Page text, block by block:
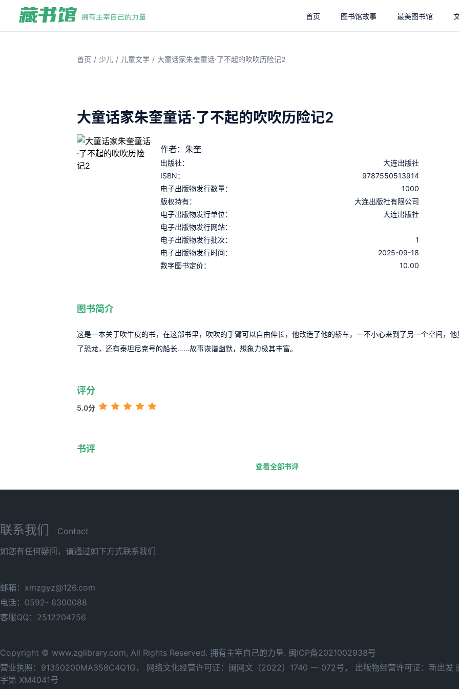
首页 图书馆故事 最美图书馆
首页 / 少儿 / 儿童文学 / 大童话家朱奎童话·了不起的吹吹历险记2
大童话家朱奎童话·了不起的吹吹历险记2
作者：朱奎
出版社：
大连出版社
ISBN：
9787550513914
电子出版物发行数量：
1000
版权持有：
大连出版社有限公司
电子出版物发行单位：
大连出版社
电子出版物发行网站：
电子出版物发行批次：
1
电子出版物发行时间：
2025-09-18
数字图书定价：
10.00
图书简介
这是一本关于吹牛皮的书，在这部书里，吹吹的手臂可以自由伸长，他改造了他的轿车，一不小心来到了另一个空间，他
了恐龙，还有泰坦尼克号的船长……故事诙谐幽默，想象力极其丰富。
评分
5.0分
书评
查看全部书评
联系我们
Contact
如您有任何疑问，请通过如下方式联系我们
邮箱：xmzgyz@126.com
电话：0592- 6300088
客服QQ：2512204756
Copyright © www.zglibrary.com, All Rights Reserved. 拥有主宰自己的力量. 闽ICP备2021002938号
营业执照：91350200MA358C4Q1G，
网络文化经营许可证：闽网文〔2022〕1740 一 072号，
出版物经营许可证：新出发
字第 XM4041号